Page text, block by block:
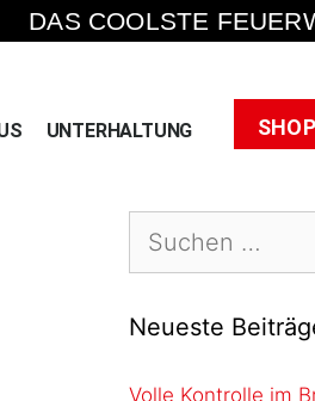
DAS COOLSTE
UNTERHALTUNG SHOP
Neueste
Volle Kontrolle im